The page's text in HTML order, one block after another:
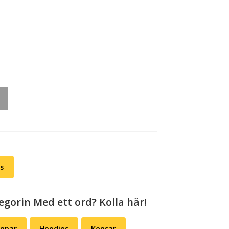
Med ett ord? Kolla här!